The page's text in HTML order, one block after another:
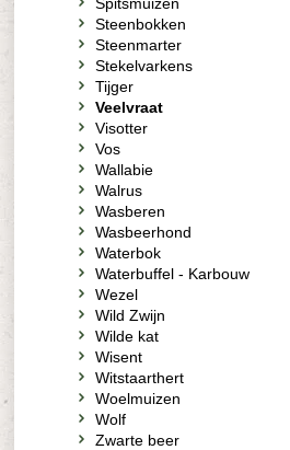
Steenbokken
Steenmarter
Stekelvarkens
Tijger
Veelvraat
Visotter
Vos
Wallabie
Walrus
Wasberen
Wasbeerhond
Waterbok
Waterbuffel - Karbouw
Wezel
Wild Zwijn
Wilde kat
Wisent
Witstaarthert
Woelmuizen
Wolf
Zwarte beer